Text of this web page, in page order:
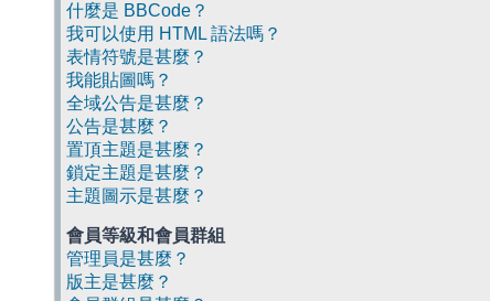
什麼是 BBCode？
我可以使用 HTML 語法嗎？
表情符號是甚麼？
我能貼圖嗎？
全域公告是甚麼？
公告是甚麼？
置頂主題是甚麼？
鎖定主題是甚麼？
主題圖示是甚麼？
會員等級和會員群組
管理員是甚麼？
版主是甚麼？